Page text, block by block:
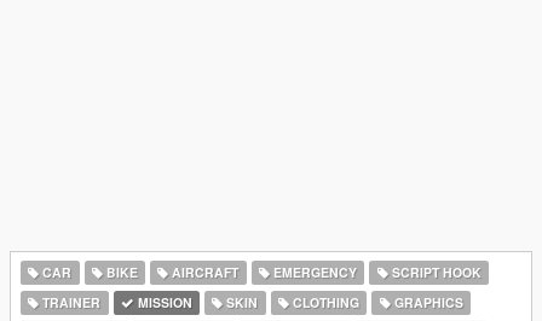
CAR BIKE AIRCRAFT EMERGENCY
SCRIPT HOOK
TRAINER
MISSION SKIN CLOTHING
GRAPHICS